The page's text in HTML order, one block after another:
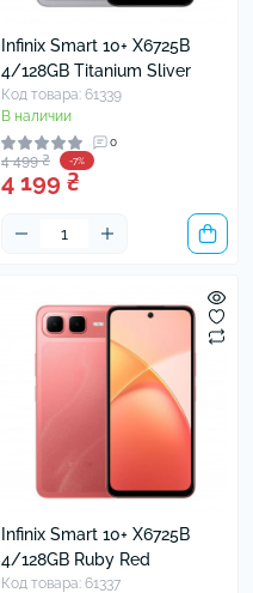
Infinix Smart 10+ X6725B
4/128GB Titanium Sliver
Код товара: 61339
В наличии
0
4 499 ₴ -7%
4 199 ₴
Infinix Smart 10+ X6725B
4/128GB Ruby Red
Код товара: 61337